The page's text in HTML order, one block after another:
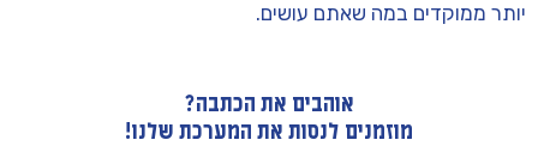
יותר ממוקדים במה שאתם עושים.
אוהבים את הכתבה?
מוזמנים לנסות את המערכת שלנו!